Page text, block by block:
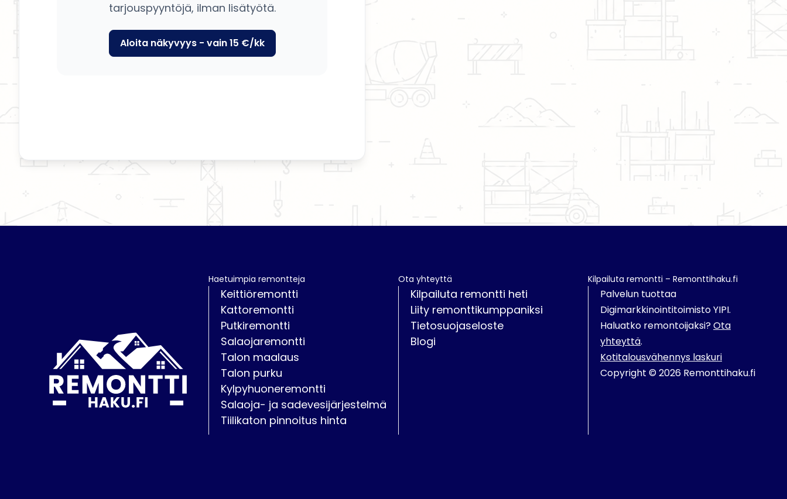
tarjouspyyntöjä, ilman lisätyötä.
Aloita näkyvyys - vain 15 €/kk
Haetuimpia remontteja
Keittiöremontti
Kattoremontti
Putkiremontti
Salaojaremontti
Talon maalaus
Talon purku
Kylpyhuoneremontti
Salaoja- ja sadevesijärjestelmä
Tiilikaton pinnoitus hinta
Ota yhteyttä
Kilpailuta remontti heti
Liity remonttikumppaniksi
Tietosuojaseloste
Blogi
Kilpailuta remontti – Remonttihaku.fi
Palvelun tuottaa
Digimarkkinointitoimisto YIPI.
Haluatko remontoijaksi?Ota
yhteyttä.
Kotitalousvähennys laskuri
Copyright © 2026 Remonttihaku.fi